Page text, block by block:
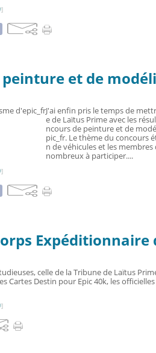
]
peinture et de
J'ai enfin pris le temps de
e de Laïtus Prime avec les
ncours de peinture et de
pic_fr. Le thème du concours
n de véhicules et les
nombreux à participer....
]
Expéditionnaire
celle de la Tribune de Laïtus
Cartes Destin pour Epic 40k, les
]